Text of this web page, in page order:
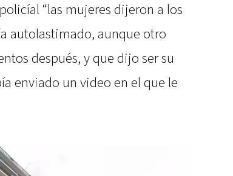
“las mujeres dijeron a los
autolastimado, aunque otro
después, y que dijo ser su
enviado un video en el que le